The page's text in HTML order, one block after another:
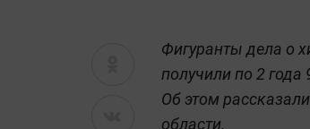
Фигуранты дела о
получили по 2
Об этом
области.